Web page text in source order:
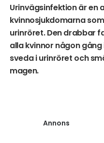
Urinvägsinfektion är en
kvinnosjukdomarna
urinröret. Den drabbar
alla kvinnor någon
sveda i urinröret och
magen.
Annons